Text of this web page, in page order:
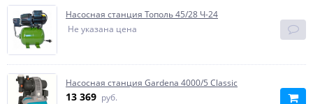
Насосная станция Тополь 45/28 Ч-24
Не указана цена
Насосная станция Gardena 4000/5 Classic
13 369 руб.